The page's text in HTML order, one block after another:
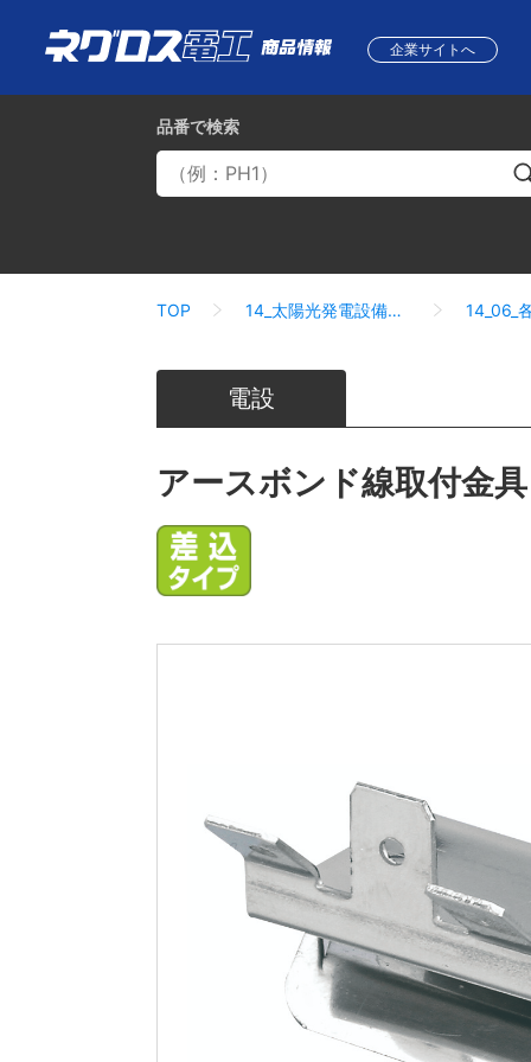
企業サイトへ
品番で検索
TOP 14_太陽光発電設備関連
電設
アースボンド線取付金